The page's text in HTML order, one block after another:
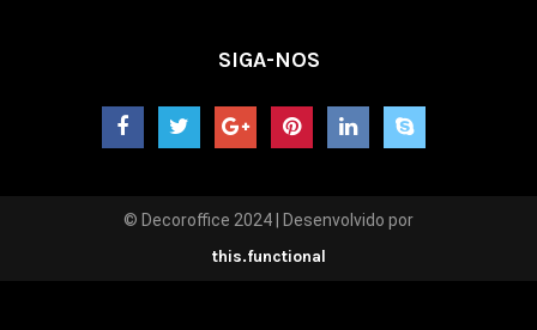
SIGA-NOS
© Decoroffice 2024 | Desenvolvido por
this.functional